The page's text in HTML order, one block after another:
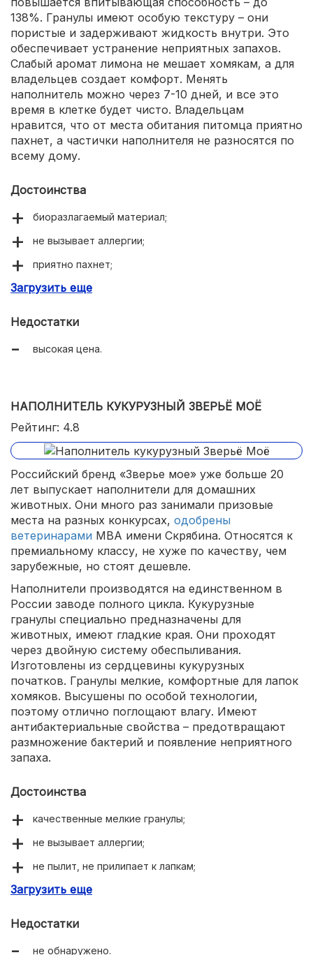
138%. Гранулы имеют особую текстуру – они
пористые и задерживают жидкость внутри. Это
обеспечивает устранение неприятных запахов.
Слабый аромат лимона не мешает хомякам, а для
владельцев создает комфорт. Менять
наполнитель можно через 7-10 дней, и все это
время в клетке будет чисто. Владельцам
нравится, что от места обитания питомца приятно
пахнет, а частички наполнителя не разносятся по
всему дому.
Достоинства
биоразлагаемый материал;
не вызывает аллергии;
приятно пахнет;
обеспечивает чистоту в клетке до 10 дней;
Загрузить еще
Недостатки
высокая цена.
НАПОЛНИТЕЛЬ КУКУРУЗНЫЙ ЗВЕРЬЁ МОЁ
Рейтинг: 4.8
Российский бренд «Зверье мое» уже больше 20
лет выпускает наполнители для домашних
животных. Они много раз занимали призовые
места на разных конкурсах, одобрены
ветеринарами МВА имени Скрябина. Относятся к
премиальному классу, не хуже по качеству, чем
зарубежные, но стоят дешевле.
Наполнители производятся на единственном в
России заводе полного цикла. Кукурузные
гранулы специально предназначены для
животных, имеют гладкие края. Они проходят
через двойную систему обеспыливания.
Изготовлены из сердцевины кукурузных
початков. Гранулы мелкие, комфортные для лапок
хомяков. Высушены по особой технологии,
поэтому отлично поглощают влагу. Имеют
антибактериальные свойства – предотвращают
размножение бактерий и появление неприятного
запаха.
Достоинства
качественные мелкие гранулы;
не вызывает аллергии;
не пылит, не прилипает к лапкам;
хорошо впитывает;
Загрузить еще
Недостатки
не обнаружено.